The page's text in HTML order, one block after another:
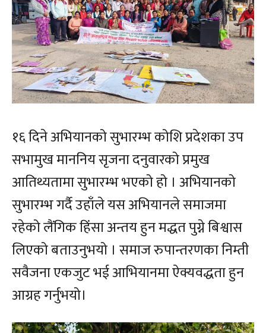
१६ दिने अभियानको सुभारम्भ कोशि प्रदेशका उप
सभामुख माननिय सृजना दनुवारको प्रमुख
आतिथ्यतामा सुभारम्भ भएको हो । अभियानको
सुभारम्भ गर्दै उहाँले यस अभियानले समाजमा
रहेको लैंगिक हिंसा अन्तय हुन मद्धत पुग्ने बिश्वास
लिएको बताउनुभयो । समाज रुपान्तरणका निम्ती
सवैजना एकजुट भई आभियानमा ऐक्यवद्धता हुन
आग्रह गर्नुभयो।